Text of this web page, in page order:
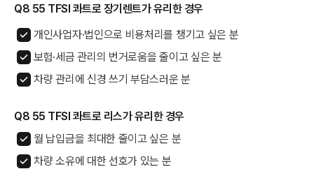
Q8 55 TFSI 콰트로 장기렌트가 유리한 경우
개인사업자·법인으로 비용처리를 챙기고 싶은 분
보험·세금 관리의 번거로움을 줄이고 싶은 분
차량 관리에 신경 쓰기 부담스러운 분
Q8 55 TFSI 콰트로 리스가 유리한 경우
월 납입금을 최대한 줄이고 싶은 분
차량 소유에 대한 선호가 있는 분